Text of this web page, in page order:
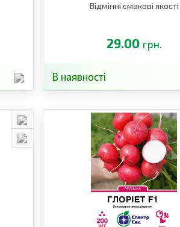
Відмінні смакові якості
29.00 грн.
В наявності